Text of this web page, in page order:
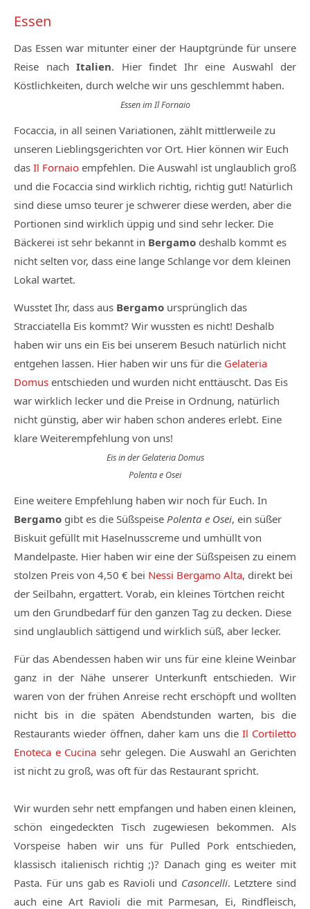
Essen
Das Essen war mitunter einer der Hauptgründe für unsere
Reise nach Italien. Hier findet Ihr eine Auswahl der
Köstlichkeiten, durch welche wir uns geschlemmt haben.
Essen im Il Fornaio
Focaccia, in all seinen Variationen, zählt mittlerweile zu
unseren Lieblingsgerichten vor Ort. Hier können wir Euch
das Il Fornaio empfehlen. Die Auswahl ist unglaublich groß
und die Focaccia sind wirklich richtig, richtig gut! Natürlich
sind diese umso teurer je schwerer diese werden, aber die
Portionen sind wirklich üppig und sind sehr lecker. Die
Bäckerei ist sehr bekannt in Bergamo deshalb kommt es
nicht selten vor, dass eine lange Schlange vor dem kleinen
Lokal wartet.
Wusstet Ihr, dass aus Bergamo ursprünglich das
Stracciatella Eis kommt? Wir wussten es nicht! Deshalb
haben wir uns ein Eis bei unserem Besuch natürlich nicht
entgehen lassen. Hier haben wir uns für die Gelateria
Domus entschieden und wurden nicht enttäuscht. Das Eis
war wirklich lecker und die Preise in Ordnung, natürlich
nicht günstig, aber wir haben schon anderes erlebt. Eine
klare Weiterempfehlung von uns!
Eis in der Gelateria Domus
Polenta e Osei
Eine weitere Empfehlung haben wir noch für Euch. In
Bergamo gibt es die Süßspeise Polenta e Osei, ein süßer
Biskuit gefüllt mit Haselnusscreme und umhüllt von
Mandelpaste. Hier haben wir eine der Süßspeisen zu einem
stolzen Preis von 4,50 € bei Nessi Bergamo Alta, direkt bei
der Seilbahn, ergattert. Vorab, ein kleines Törtchen reicht
um den Grundbedarf für den ganzen Tag zu decken. Diese
sind unglaublich sättigend und wirklich süß, aber lecker.
Für das Abendessen haben wir uns für eine kleine Weinbar
ganz in der Nähe unserer Unterkunft entschieden. Wir
waren von der frühen Anreise recht erschöpft und wollten
nicht bis in die späten Abendstunden warten, bis die
Restaurants wieder öffnen, daher kam uns die Il Cortiletto
Enoteca e Cucina sehr gelegen. Die Auswahl an Gerichten
ist nicht zu groß, was oft für das Restaurant spricht.
Wir wurden sehr nett empfangen und haben einen kleinen,
schön eingedeckten Tisch zugewiesen bekommen. Als
Vorspeise haben wir uns für Pulled Pork entschieden,
klassisch italienisch richtig ;)? Danach ging es weiter mit
Pasta. Für uns gab es Ravioli und Casoncelli. Letztere sind
auch eine Art Ravioli die mit Parmesan, Ei, Rindfleisch,